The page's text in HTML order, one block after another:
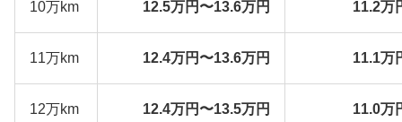
10万km 12.5万円〜13.6万円 11.2万
11万km 12.4万円〜13.6万円 11.1万
12万km 12.4万円〜13.5万円 11.0万